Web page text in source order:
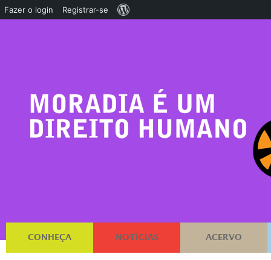
CONHEÇA NOTÍCIAS ACERVO
Fazer o login Registrar-se